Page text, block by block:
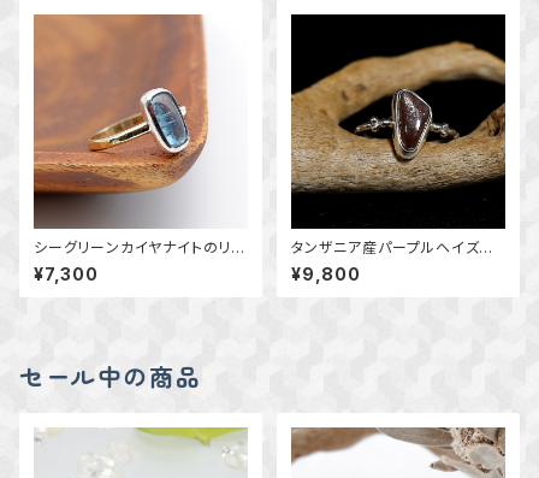
シーグリーンカイヤナイトのリン
グ 11.5号 ～真鍮と銀の指輪
～ 天然石アクセサリー 一点
¥7,300
タンザニア産パープルヘイズサ
ンストーンの粒飾りリング 約1
1号 ～静かに宿る煌めき～
天然石アクセサリー 指輪 一
¥9,800
セール中の商品